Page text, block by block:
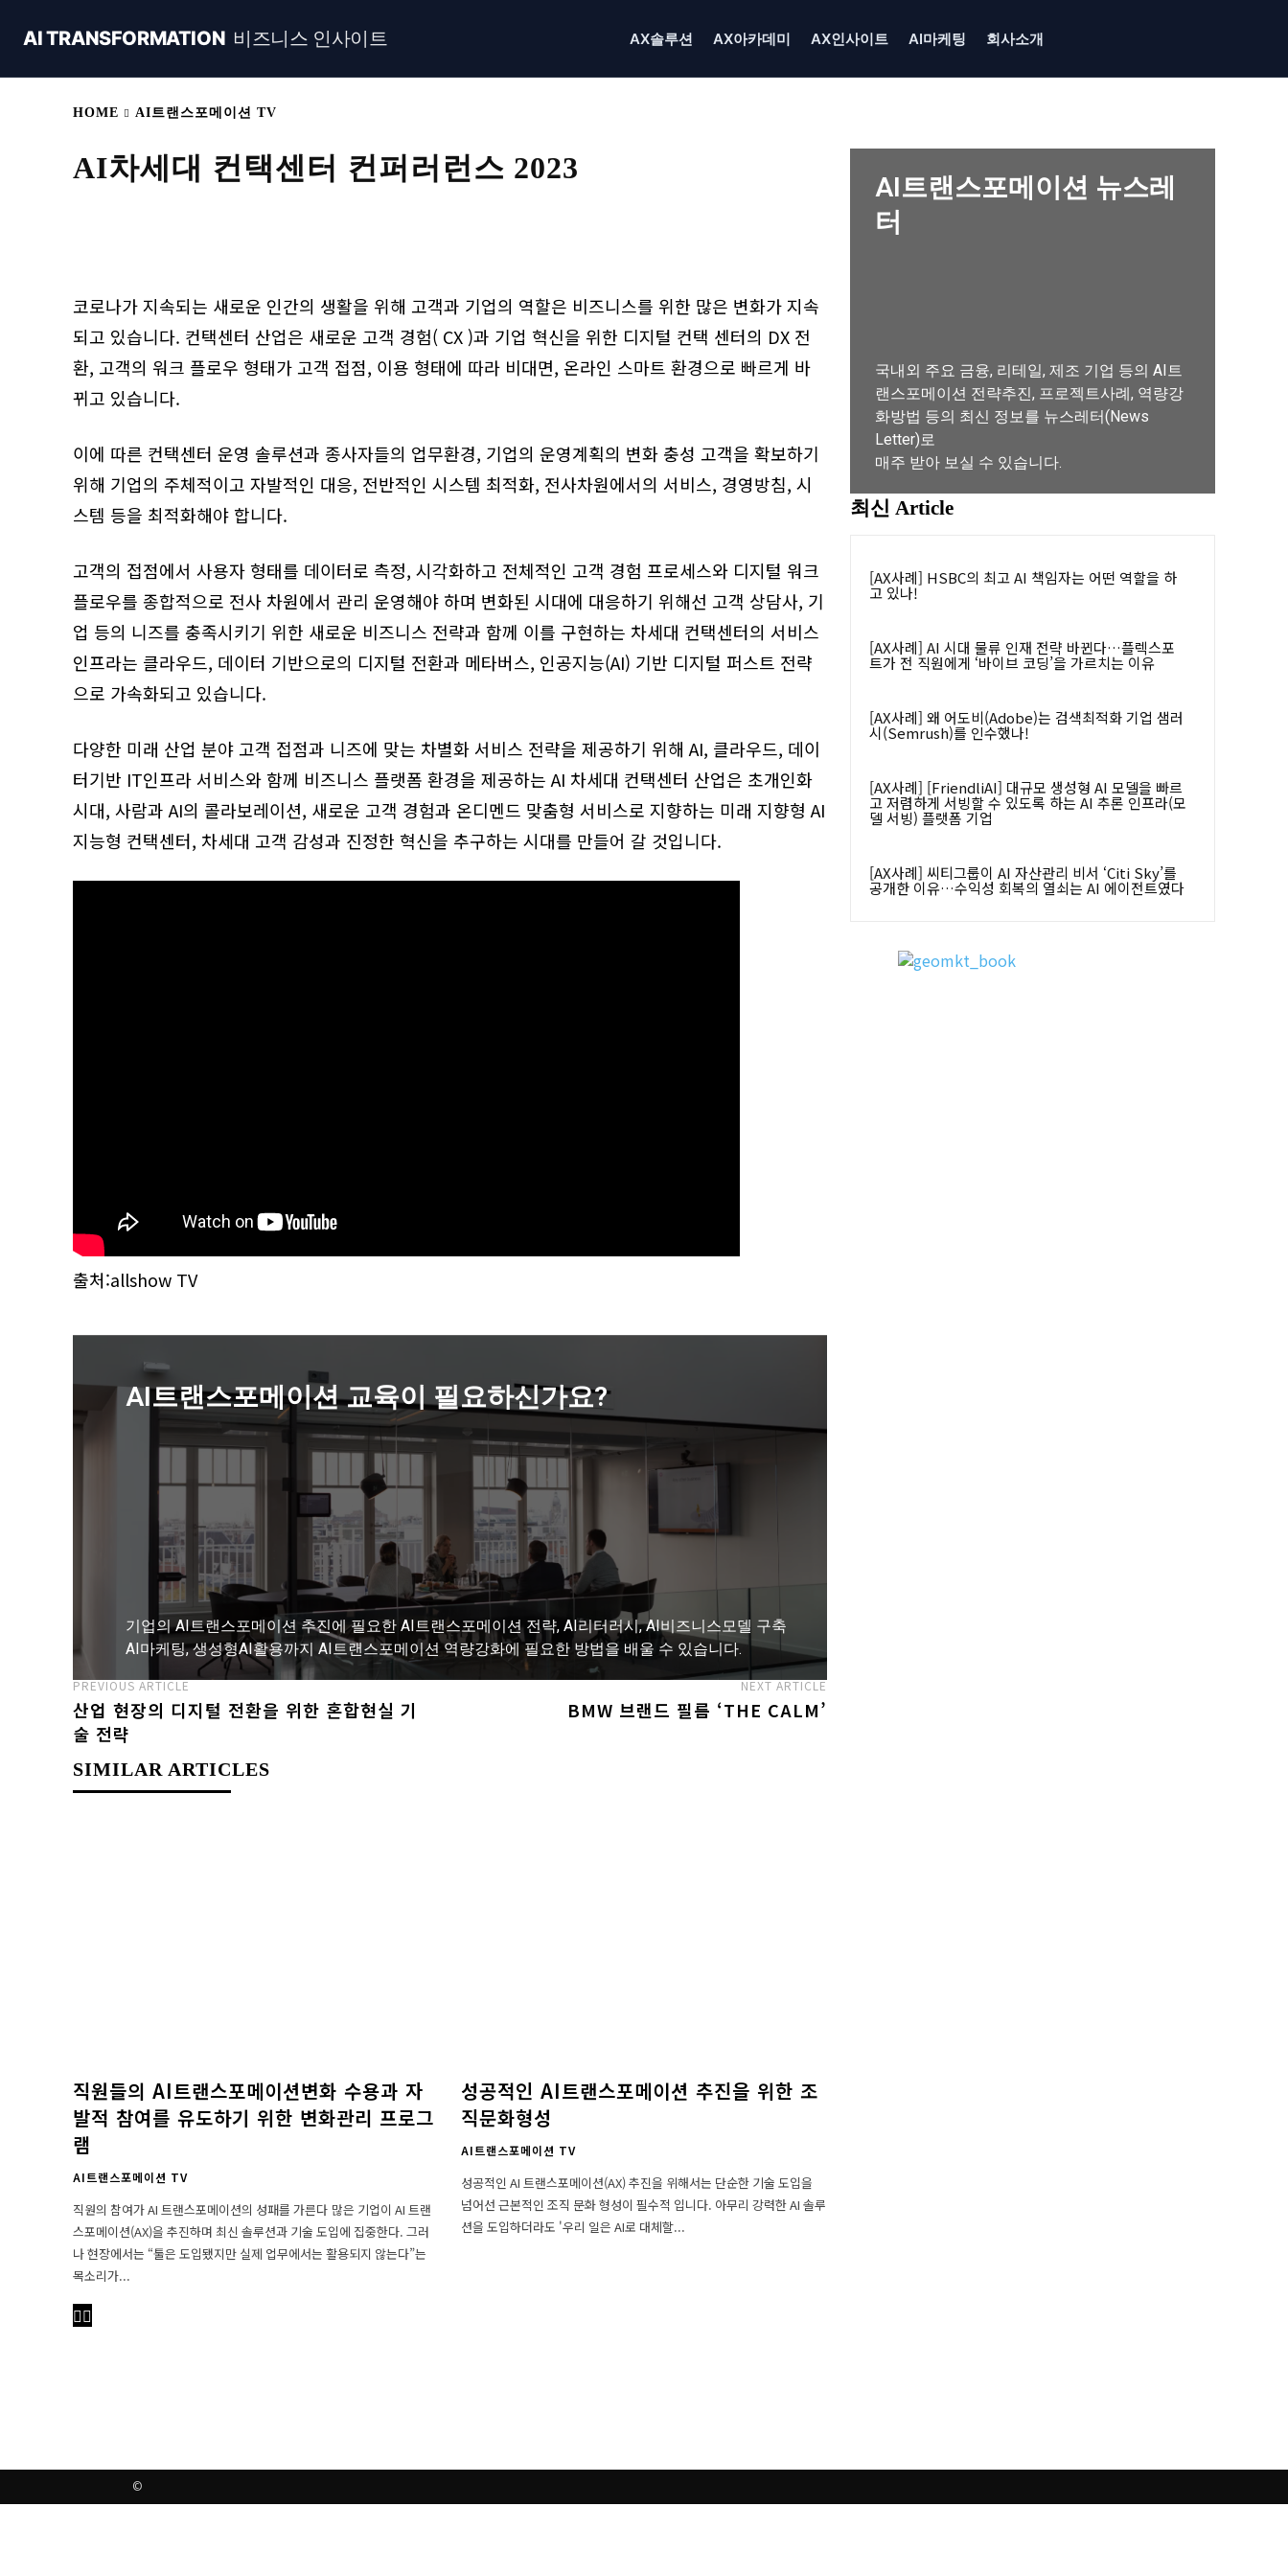
AI TRANSFORMATION 비즈니스 인사이트 AX솔루션 AX아카데미 AX인사이트 AI마케팅 회사소개
HOME AI트랜스포메이션 TV
AI차세대 컨택센터 컨퍼러런스 2023
코로나가 지속되는 새로운 인간의 생활을 위해 고객과 기업의 역할은 비즈니스를 위한 많은 변화가 지속
되고 있습니다. 컨택센터 산업은 새로운 고객 경험( CX )과 기업 혁신을 위한 디지털 컨택 센터의 DX 전
환, 고객의 워크 플로우 형태가 고객 접점, 이용 형태에 따라 비대면, 온라인 스마트 환경으로 빠르게 바
뀌고 있습니다.
이에 따른 컨택센터 운영 솔루션과 종사자들의 업무환경, 기업의 운영계획의 변화 충성 고객을 확보하기
위해 기업의 주체적이고 자발적인 대응, 전반적인 시스템 최적화, 전사차원에서의 서비스, 경영방침, 시
스템 등을 최적화해야 합니다.
고객의 접점에서 사용자 형태를 데이터로 측정, 시각화하고 전체적인 고객 경험 프로세스와 디지털 워크
플로우를 종합적으로 전사 차원에서 관리 운영해야 하며 변화된 시대에 대응하기 위해선 고객 상담사, 기
업 등의 니즈를 충족시키기 위한 새로운 비즈니스 전략과 함께 이를 구현하는 차세대 컨택센터의 서비스
인프라는 클라우드, 데이터 기반으로의 디지털 전환과 메타버스, 인공지능(AI) 기반 디지털 퍼스트 전략
으로 가속화되고 있습니다.
다양한 미래 산업 분야 고객 접점과 니즈에 맞는 차별화 서비스 전략을 제공하기 위해 AI, 클라우드, 데이
터기반 IT인프라 서비스와 함께 비즈니스 플랫폼 환경을 제공하는 AI 차세대 컨택센터 산업은 초개인화
시대, 사람과 AI의 콜라보레이션, 새로운 고객 경험과 온디멘드 맞춤형 서비스로 지향하는 미래 지향형 AI
지능형 컨택센터, 차세대 고객 감성과 진정한 혁신을 추구하는 시대를 만들어 갈 것입니다.
출처:allshow TV
AI트랜스포메이션 교육이 필요하신가요?
기업의 AI트랜스포메이션 추진에 필요한 AI트랜스포메이션 전략, AI리터러시, AI비즈니스모델 구축
AI마케팅, 생성형AI활용까지 AI트랜스포메이션 역량강화에 필요한 방법을 배울 수 있습니다.
AI트랜스포메이션 아카데미 교육과정 보기
PREVIOUS ARTICLE
산업 현장의 디지털 전환을 위한 혼합현실 기
술 전략
NEXT ARTICLE
BMW 브랜드 필름 ‘THE CALM’
SIMILAR ARTICLES
직원들의 AI트랜스포메이션변화 수용과 자
발적 참여를 유도하기 위한 변화관리 프로그
램
AI트랜스포메이션 TV
직원의 참여가 AI 트랜스포메이션의 성패를 가른다 많은 기업이 AI 트랜
스포메이션(AX)을 추진하며 최신 솔루션과 기술 도입에 집중한다. 그러
나 현장에서는 “툴은 도입됐지만 실제 업무에서는 활용되지 않는다”는
목소리가...
성공적인 AI트랜스포메이션 추진을 위한 조
직문화형성
AI트랜스포메이션 TV
성공적인 AI 트랜스포메이션(AX) 추진을 위해서는 단순한 기술 도입을
넘어선 근본적인 조직 문화 형성이 필수적 입니다. 아무리 강력한 AI 솔루
션을 도입하더라도 '우리 일은 AI로 대체할...
AI트랜스포메이션 뉴스레
터
국내외 주요 금융, 리테일, 제조 기업 등의 AI트
랜스포메이션 전략추진, 프로젝트사례, 역량강
화방법 등의 최신 정보를 뉴스레터(News
Letter)로
매주 받아 보실 수 있습니다.
최신 Article
[AX사례] HSBC의 최고 AI 책임자는 어떤 역할을 하
고 있나!
[AX사례] AI 시대 물류 인재 전략 바뀐다…플렉스포
트가 전 직원에게 ‘바이브 코딩’을 가르치는 이유
[AX사례] 왜 어도비(Adobe)는 검색최적화 기업 샘러
시(Semrush)를 인수했나!
[AX사례] [FriendliAI] 대규모 생성형 AI 모델을 빠르
고 저렴하게 서빙할 수 있도록 하는 AI 추론 인프라(모
델 서빙) 플랫폼 기업
[AX사례] 씨티그룹이 AI 자산관리 비서 ‘Citi Sky’를
공개한 이유…수익성 회복의 열쇠는 AI 에이전트였다
©